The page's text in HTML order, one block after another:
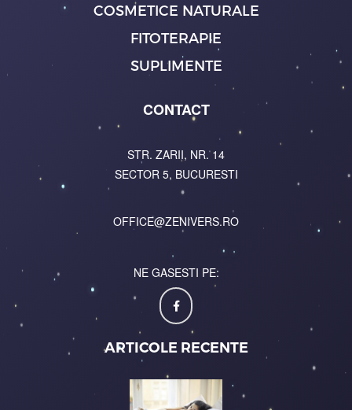
COSMETICE NATURALE
FITOTERAPIE
SUPLIMENTE
CONTACT
STR. ZARII, NR. 14
SECTOR 5, BUCURESTI
OFFICE@ZENIVERS.RO
NE GASESTI PE:
ARTICOLE RECENTE